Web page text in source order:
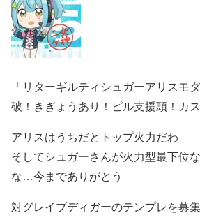
「リターギルティシュガーアリスモ
破！きぎょうあり！ピル支援頭！カス
アリスはうちだとトップ火力だわ
そしてシュガーさんが火力型最下位
な…今までありがとう
対グレイブディガーのテンプレを募